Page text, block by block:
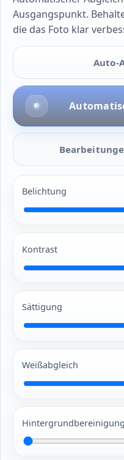
Ausgangspunkt.
die das Foto klar
Auto-
Belichtung
Kontrast
Sättigung
Weißabgleich
Hintergrundbereinigung